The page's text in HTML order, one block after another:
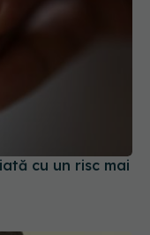
cu un risc mai